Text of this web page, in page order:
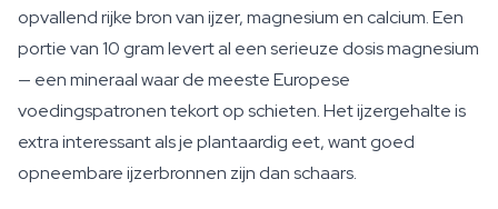
opvallend rijke bron van ijzer, magnesium en calcium. Een
portie van 10 gram levert al een serieuze dosis magnesium
— een mineraal waar de meeste Europese
voedingspatronen tekort op schieten. Het ijzergehalte is
extra interessant als je plantaardig eet, want goed
opneembare ijzerbronnen zijn dan schaars.